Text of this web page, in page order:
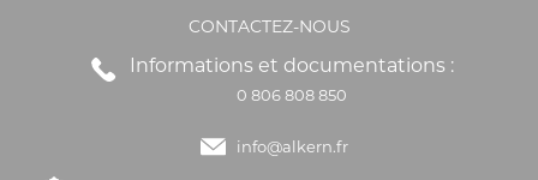
CONTACTEZ-NOUS
Informations et documentations :
0 806 808 850
info@alkern.fr